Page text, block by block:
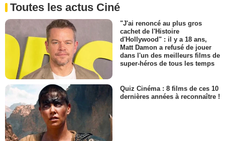
Toutes les actus Ciné
"J'ai renoncé au plus gros
cachet de l'Histoire
d'Hollywood" : il y a 18 ans,
Matt Damon a refusé de jouer
dans l'un des meilleurs films de
super-héros de tous les temps
Quiz Cinéma : 8 films de ces 10
dernières années à reconnaître !